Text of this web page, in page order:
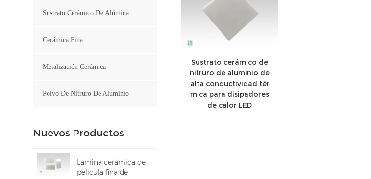
Sustrato cerámico de
nitruro de aluminio de
alta conductividad tér
mica para disipadores
de calor LED
Sustrato Cerámico De Alúmina
Cerámica Fina
Metalización Cerámica
Polvo De Nitruro De Aluminio
Nuevos Productos
Lámina cerámica de
película fina de